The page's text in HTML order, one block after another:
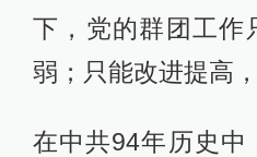
下，党的群团工作
弱；只能改进提高
在中共94年历史中